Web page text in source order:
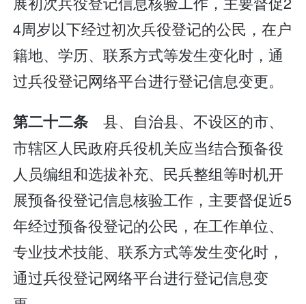
4周岁以下经过初次兵役登记的公民，在户
籍地、学历、联系方式等发生变化时，通
过兵役登记网络平台进行登记信息变更。
第二十二条 县、自治县、不设区的市、
市辖区人民政府兵役机关应当结合预备役
人员编组和选拔补充、民兵整组等时机开
展预备役登记信息核验工作，主要督促近5
年经过预备役登记的公民，在工作单位、
专业技术技能、联系方式等发生变化时，
通过兵役登记网络平台进行登记信息变